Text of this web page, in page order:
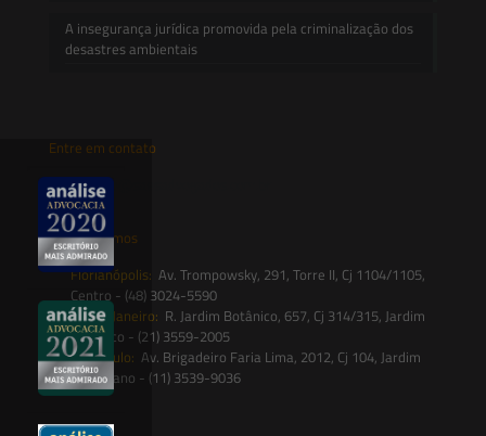
A insegurança jurídica promovida pela criminalização dos
desastres ambientais
Entre em contato
contato@saesadvogados.com.br
Onde estamos
Florianópolis: Av. Trompowsky, 291, Torre II, Cj 1104/1105,
Centro - (48) 3024-5590
Rio de Janeiro: R. Jardim Botânico, 657, Cj 314/315, Jardim
Botânico - (21) 3559-2005
São Paulo: Av. Brigadeiro Faria Lima, 2012, Cj 104, Jardim
Paulistano - (11) 3539-9036
Siga-nos